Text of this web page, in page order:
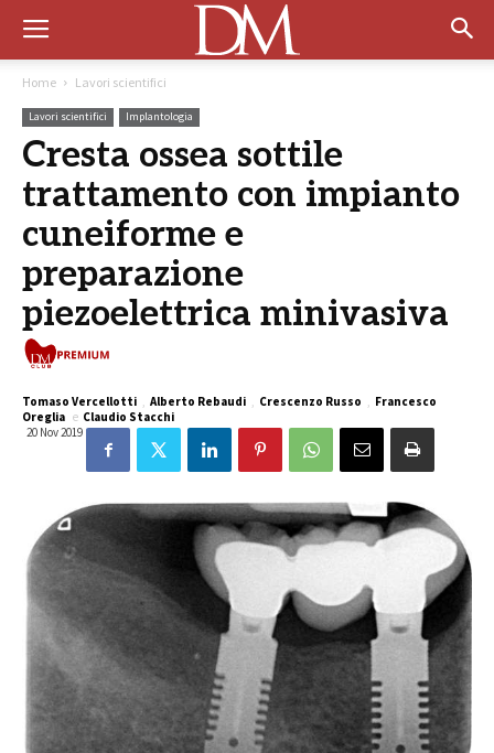
Home Lavori scientifici
Lavori scientifici Implantologia
Cresta ossea sottile
trattamento con impianto
cuneiforme e
preparazione
piezoelettrica minivasiva
Tomaso Vercellotti , Alberto Rebaudi , Crescenzo Russo , Francesco
Oreglia e Claudio Stacchi
20 Nov 2019